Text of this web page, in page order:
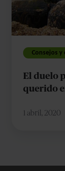
de
un
ser
querido
confinamiento
Consejos y
El duelo
querido
1 abril, 2020